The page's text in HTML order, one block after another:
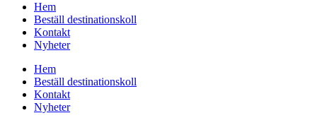
Hem
Beställ destinationskoll
Kontakt
Nyheter
Hem
Beställ destinationskoll
Kontakt
Nyheter